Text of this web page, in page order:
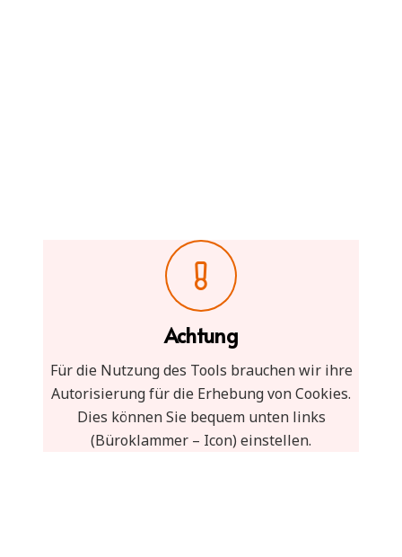
Achtung
Für die Nutzung des Tools brauchen wir ihre
Autorisierung für die Erhebung von Cookies.
Dies können Sie bequem unten links
(Büroklammer – Icon) einstellen.